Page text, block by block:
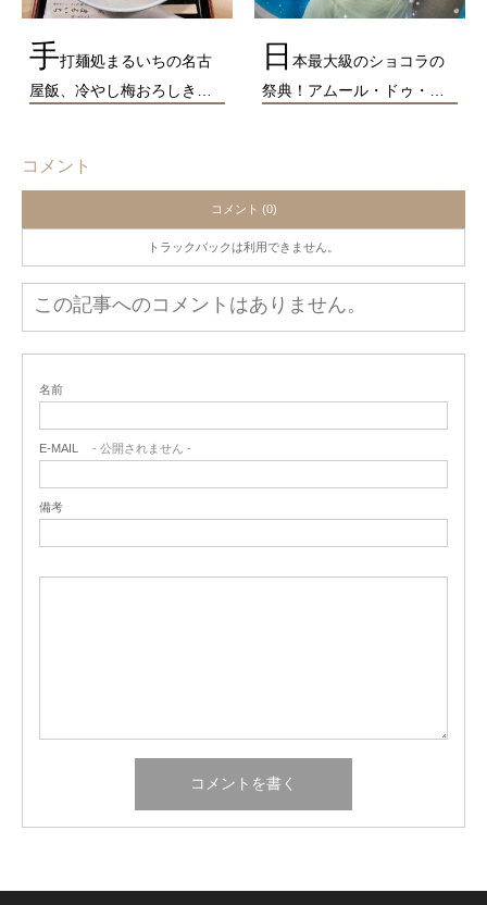
手打麺処まるいちの名古
屋飯、冷やし梅おろしき…
日 本最大級のショコラの
祭典！アムール・ドゥ・…
コメント
コメント (0)
トラックバックは利用できません。
この記事へのコメントはありません。
名前
E-MAIL - 公開されません -
備考